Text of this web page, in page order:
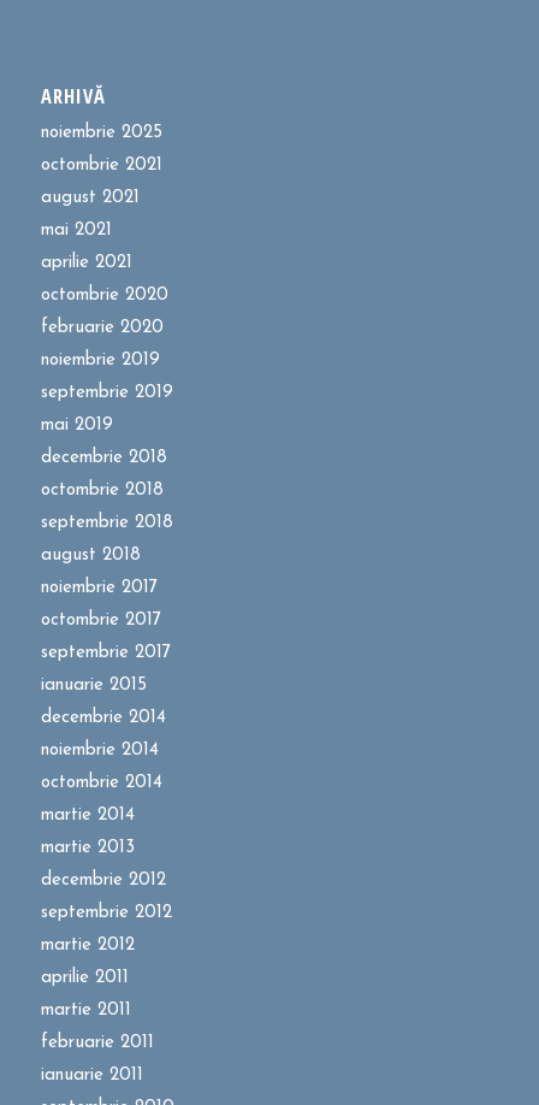
ARHIVĂ
noiembrie 2025
octombrie 2021
august 2021
mai 2021
aprilie 2021
octombrie 2020
februarie 2020
noiembrie 2019
septembrie 2019
mai 2019
decembrie 2018
octombrie 2018
septembrie 2018
august 2018
noiembrie 2017
octombrie 2017
septembrie 2017
ianuarie 2015
decembrie 2014
noiembrie 2014
octombrie 2014
martie 2014
martie 2013
decembrie 2012
septembrie 2012
martie 2012
aprilie 2011
martie 2011
februarie 2011
ianuarie 2011